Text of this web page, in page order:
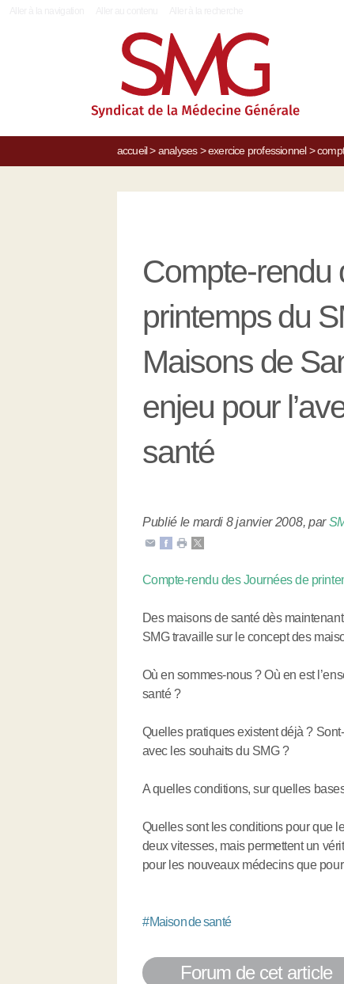
accueil> analyses> exercice professionnel>
Compte-rendu
printemps du
Maisons de
enjeu pour
santé
Publié le mardi 8 janvier 2008, par
Compte-rendu des Journées de
Des maisons de santé dès
SMG travaille sur le concept des
Où en sommes-nous ? Où en est
santé ?
Quelles pratiques existent déjà ?
avec les souhaits du SMG ?
A quelles conditions, sur quelles
Quelles sont les conditions pour que
deux vitesses, mais permettent un
pour les nouveaux médecins que
#Maison de santé
Forum de cet article